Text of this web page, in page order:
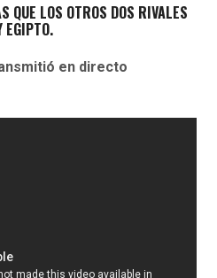
QUE LOS OTROS DOS RIVALES
EGIPTO.
en directo